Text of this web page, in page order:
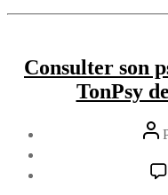
Consulter son
TonPsy
de